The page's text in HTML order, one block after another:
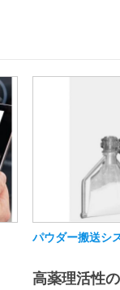
パウダー搬送シ
高薬理活性